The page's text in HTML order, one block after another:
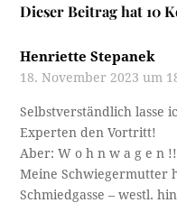
Dieser Beitrag hat 10
Henriette Stepanek
18. November 2023 um
Selbstverständlich lasse
Experten den Vortritt!
Aber: W o h n w a g e n
Meine Schwiegermutter
Schmiedgasse – westl.